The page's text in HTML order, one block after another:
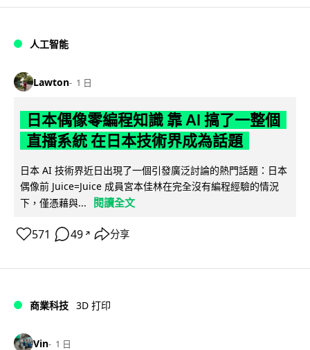
人工智能
Lawton 1 日
日本偶像零編程知識 靠 AI 搞了一整個
直播系統 在日本技術界成為話題
日本 AI 技術界近日出現了一個引發廣泛討論的熱門話題：日本
偶像前 Juice=Juice 成員宮本佳林在完全沒有編程經驗的情況
下，僅憑藉與...
閱讀全文
571 49 ↗ 分享
商業科技 3D 打印
Vin 1 日